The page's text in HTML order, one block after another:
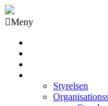
Meny
Styrelsen